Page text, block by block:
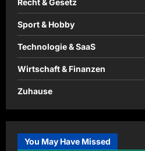
Recht & Gesetz
Sport & Hobby
Technologie & SaaS
Wirtschaft & Finanzen
Zuhause
You May Have Missed